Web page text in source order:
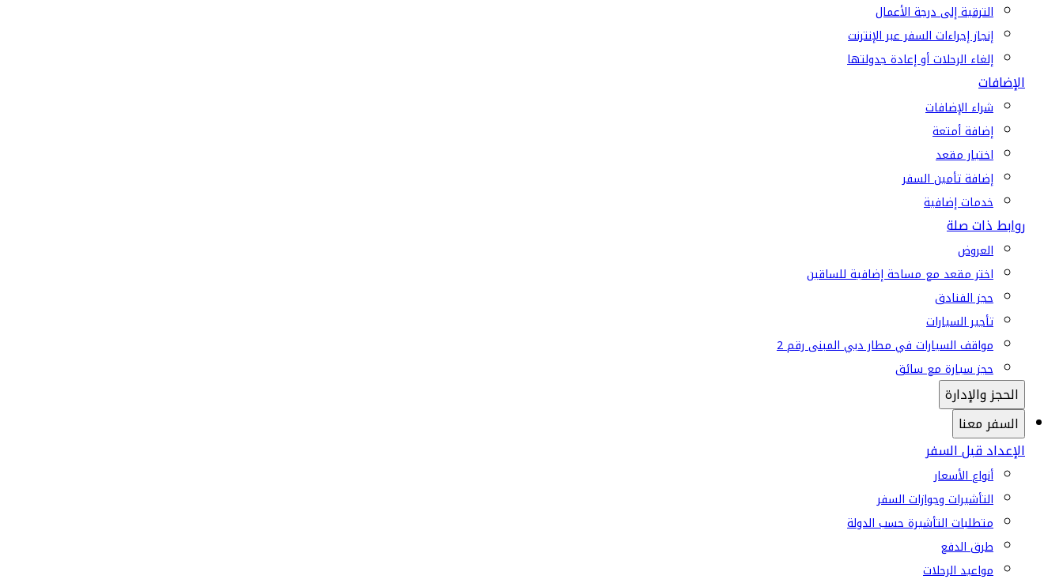
الترقية إلى درجة الأعمال
إنجاز إجراءات السفر عبر الإنترنت
إلغاء الرحلات أو إعادة جدولتها
الإضافات
شراء الإضافات
إضافة أمتعة
اختيار مقعد
إضافة تأمين السفر
خدمات إضافية
روابط ذات صلة
العروض
اختر مقعد مع مساحة إضافية للساقين
حجز الفنادق
تأجير السيارات
مواقف السيارات في مطار دبي المبنى رقم 2
حجز سيارة مع سائق
الحجز والإدارة
السفر معنا
الإعداد قبل السفر
أنواع الأسعار
التأشيرات وجوازات السفر
متطلبات التأشيرة حسب الدولة
طرق الدفع
مواعيد الرحلات